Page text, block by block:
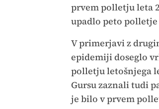
prvem polletju leta
upadlo peto
V primerjavi z
epidemiji doseglo
polletju letošnjega
Gursu zaznali tudi
je bilo v prvem